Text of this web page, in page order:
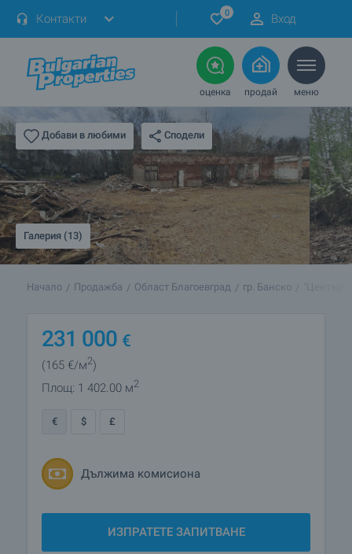
Контакти 0 Вход
оценка продай меню
Добави в любими Сподели
Галерия (13)
Начало Продажба Област Благоевград гр. Банско
231 000 €
(165 €/м2)
Площ: 1 402.00 м2
€ $ £
Дължима комисиона
ИЗПРАТЕТЕ ЗАПИТВАНЕ